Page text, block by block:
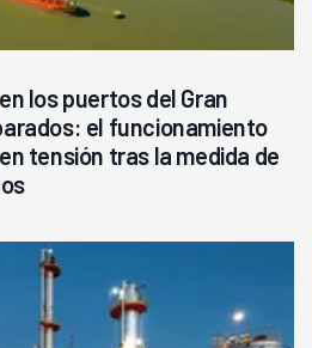
los puertos del Gran
el funcionamiento
tensión tras la medida de